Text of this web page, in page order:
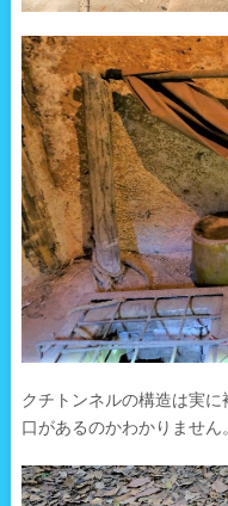
クチトンネルの構造は実
口があるのかわかりません。